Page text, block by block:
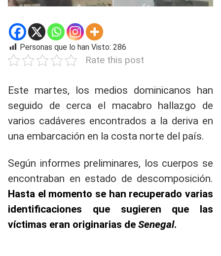
Personas que lo han Visto: 286
Rate this post
Este martes, los medios dominicanos han
seguido de cerca el macabro hallazgo de
varios cadáveres encontrados a la deriva en
una embarcación en la costa norte del país.
Según informes preliminares, los cuerpos se
encontraban en estado de descomposición.
Hasta el momento se han recuperado varias
identificaciones que sugieren que las
víctimas eran originarias de Senegal.